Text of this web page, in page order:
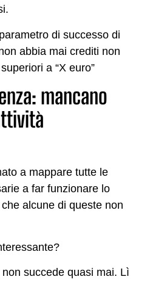
di successo di
abbia mai crediti non
a “X euro”
mancano
a mappare tutte le
a far funzionare lo
alcune di queste non
succede quasi mai. Lì